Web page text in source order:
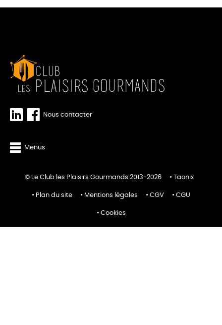
Nous contacter
Menus
© Le Club les Plaisirs Gourmands 2013-2026 Taonix
Plan du site Mentions légales CGV CGU
Cookies